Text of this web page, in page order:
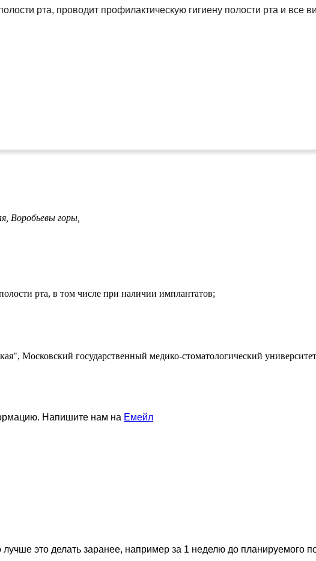
рта, проводит профилактическую гигиену полости рта и все
Воробьевы горы,
рта, в том числе при наличии имплантатов;
Московский государственный медико-стоматологический
Напишите нам на Емейл
это делать заранее, например за 1 неделю до планируемого